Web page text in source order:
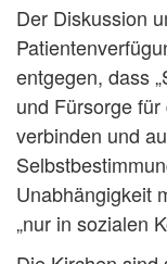
Der Diskussion
entgegen, dass
und Fürsorge
verbinden und
Unabhängigkeit
„nur in sozialen